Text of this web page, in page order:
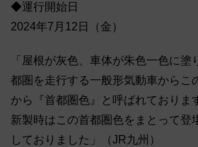
◆運行開始日
2024年7月12日（金）
「屋根が灰色、車体が朱色一色に塗
都圏を走行する一般形気動車からこ
から『首都圏色』と呼ばれておりま
新製時はこの首都圏色をまとって登
しておりました」（JR九州）